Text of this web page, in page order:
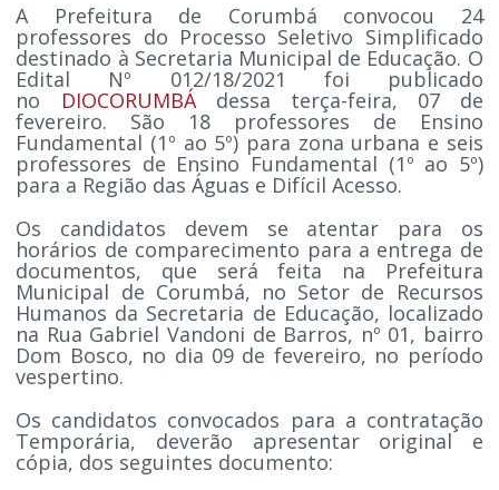
A Prefeitura de Corumbá convocou 24
professores do Processo Seletivo Simplificado
destinado à Secretaria Municipal de Educação. O
Edital Nº 012/18/2021 foi publicado
no DIOCORUMBÁdessa terça-feira, 07 de
fevereiro. São 18 professores de Ensino
Fundamental (1º ao 5º) para zona urbana e seis
professores de Ensino Fundamental (1º ao 5º)
para a Região das Águas e Difícil Acesso.
Os candidatos devem se atentar para os
horários de comparecimento para a entrega de
documentos, que será feita na Prefeitura
Municipal de Corumbá, no Setor de Recursos
Humanos da Secretaria de Educação, localizado
na Rua Gabriel Vandoni de Barros, nº 01, bairro
Dom Bosco, no dia 09 de fevereiro, no período
vespertino.
Os candidatos convocados para a contratação
Temporária, deverão apresentar original e
cópia, dos seguintes documento: